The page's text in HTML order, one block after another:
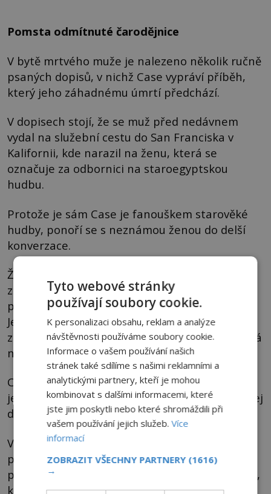
Pomsta odmítnuté čarodějnice
V bytě mrtvého muže je nalezeno několik ručně
psaných dopisů, v nichž Case vypráví příběh,
který jeho záhadnému úmrtí předchází.
V dopisech stojí, že se muž před nedávnem
vydal na služební cestu do San Franciska v
Kalifornii, kde narazil na ženu, která se
označuje za odbornici na staroegyptskou
hudbu.
Protože je sám Case je fanouškem starověké
hudby, ponoří se s neznámou ženou do delší
konverzace.
Žena se pak pokusí Casea svést, což muž
zdvořile odmítne, údajně proto, že jej dotyčná
poněkud znervózňuje a nemá z ní dobrý pocit.
Jenže ona zřejmě odmítnutí jen tak nestráví. V
zuřivosti prý vykřikuje, že je čarodějnice a sesílá
na muže kletbu.
Case zprvu na čarodějnictví ani kletby nevěří,
jenže události, které se následně odehrávají, jej
donutí změnit názor.
Ve svém bytě údajně pozoruje temné stíny a
přízračné postavy a na svém těle ráno po
probuzení často nachází modřiny či škrábance,
které si sám nemohl způsobit. Mohl si to celá
Tyto webové stránky
používají soubory cookie.
K personalizaci obsahu, reklam a analýze
návštěvnosti používáme soubory cookie.
Informace o vašem používání našich
stránek také sdílíme s našimi reklamními a
analytickými partnery, kteří je mohou
kombinovat s dalšími informacemi, které
jste jim poskytli nebo které shromáždili při
vašem používání jejich služeb.Více
informací
ZOBRAZIT VŠECHNY PARTNERY (1616)
→